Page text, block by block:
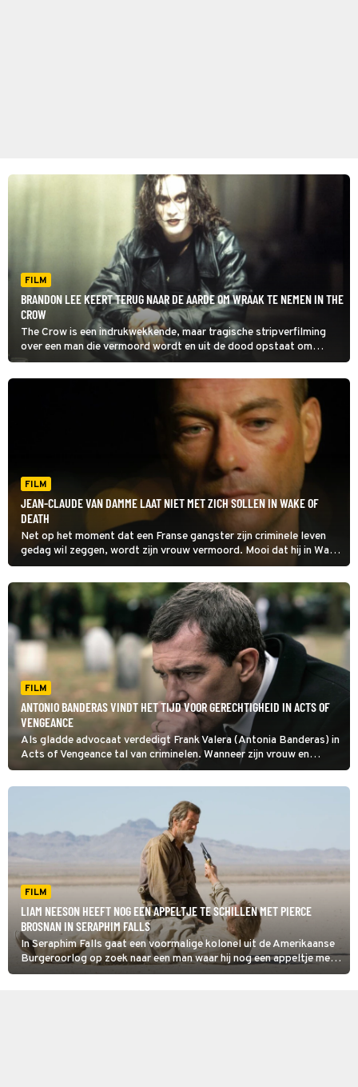
FILM
BRANDON LEE KEERT TERUG NAAR DE AARDE OM WRAAK TE NEMEN IN THE
CROW
The Crow is een indrukwekkende, maar tragische stripverfilming
over een man die vermoord wordt en uit de dood opstaat om
wraak te nemen. De dood van hoofdrolspeler Brandon Lee wierp
een schaduw over de film.
FILM
JEAN-CLAUDE VAN DAMME LAAT NIET MET ZICH SOLLEN IN WAKE OF
DEATH
Net op het moment dat een Franse gangster zijn criminele leven
gedag wil zeggen, wordt zijn vrouw vermoord. Mooi dat hij in Wake
of Death niet zal rusten voor hij haar gewroken heeft.
FILM
ANTONIO BANDERAS VINDT HET TIJD VOOR GERECHTIGHEID IN ACTS OF
VENGEANCE
Als gladde advocaat verdedigt Frank Valera (Antonia Banderas) in
Acts of Vengeance tal van criminelen. Wanneer zijn vrouw en
dochter worden vermoord opent hij de jacht op de moordenaars.
FILM
LIAM NEESON HEEFT NOG EEN APPELTJE TE SCHILLEN MET PIERCE
BROSNAN IN SERAPHIM FALLS
In Seraphim Falls gaat een voormalige kolonel uit de Amerikaanse
Burgeroorlog op zoek naar een man waar hij nog een appeltje mee
te schillen heeft.